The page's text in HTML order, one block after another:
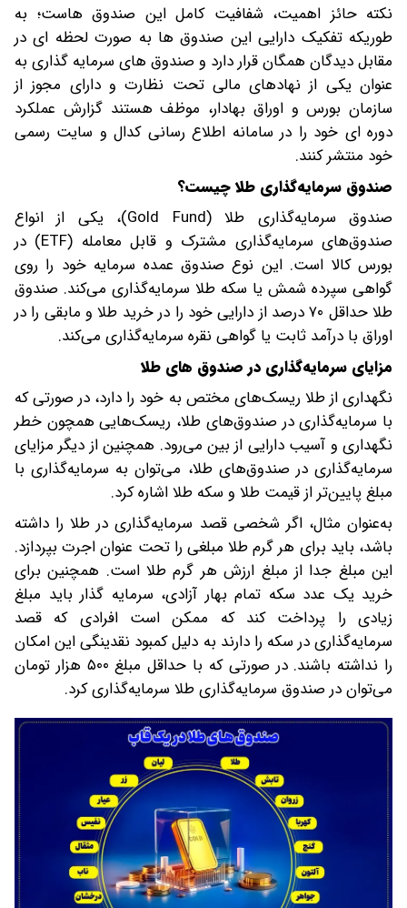
نکته حائز اهمیت، شفافیت کامل این صندوق هاست؛ به
طوریکه تفکیک دارایی این صندوق ها به صورت لحظه ای در
مقابل دیدگان همگان قرار دارد و صندوق های سرمایه گذاری به
عنوان یکی از نهادهای مالی تحت نظارت و دارای مجوز از
سازمان بورس و اوراق بهادار، موظف هستند گزارش عملکرد
دوره ای خود را در سامانه اطلاع رسانی کدال و سایت رسمی
خود منتشر کنند.
صندوق سرمایه‌گذاری طلا چیست؟
صندوق‌ سرمایه‌گذاری طلا (Gold Fund)، یکی از انواع
صندوق‌های سرمایه‌گذاری مشترک و قابل معامله (ETF) در
بورس کالا است. این نوع صندوق‌ عمده سرمایه خود را روی
گواهی سپرده شمش یا سکه طلا سرمایه‌گذاری می‌کند. صندوق‌
طلا حداقل ۷۰ درصد از دارایی خود را در خرید طلا و مابقی را در
اوراق با درآمد ثابت یا گواهی نقره سرمایه‌گذاری می‌کند.
مزایای سرمایه‌گذاری در صندوق های طلا
نگهداری از طلا ریسک‌های مختص به‌ خود را دارد، در صورتی که
با سرمایه‌گذاری در صندوق‌های طلا، ریسک‌هایی همچون خطر
نگهداری و آسیب دارایی از بین می‌رود. همچنین از دیگر مزایای
سرمایه‌گذاری در صندوق‌های طلا، می‌توان به سرمایه‌گذاری با
مبلغ پایین‌تر از قیمت طلا و سکه طلا اشاره کرد.
به‌عنوان مثال، اگر شخصی قصد سرمایه‌گذاری در طلا را داشته
باشد، باید برای هر گرم طلا مبلغی را تحت عنوان اجرت بپردازد.
این مبلغ جدا از مبلغ ارزش هر گرم طلا است. همچنین برای
خرید یک عدد سکه تمام بهار آزادی، سرمایه گذار باید مبلغ
زیادی را پرداخت کند که ممکن است افرادی که قصد
سرمایه‌گذاری در سکه را دارند به دلیل کمبود نقدینگی این امکان
را نداشته باشند. در صورتی که با حداقل مبلغ ۵۰۰ هزار تومان
می‌توان در صندوق‌ سرمایه‌گذاری طلا سرمایه‌گذاری کرد.